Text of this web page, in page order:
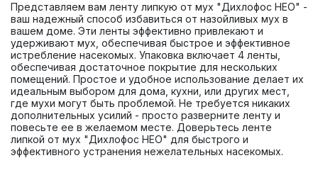
Представляем вам ленту липкую от мух "Дихлофос НЕО" -
ваш надежный способ избавиться от назойливых мух в
вашем доме. Эти ленты эффективно привлекают и
удерживают мух, обеспечивая быстрое и эффективное
истребление насекомых. Упаковка включает 4 ленты,
обеспечивая достаточное покрытие для нескольких
помещений. Простое и удобное использование делает их
идеальным выбором для дома, кухни, или других мест,
где мухи могут быть проблемой. Не требуется никаких
дополнительных усилий - просто разверните ленту и
повесьте ее в желаемом месте. Доверьтесь ленте
липкой от мух "Дихлофос НЕО" для быстрого и
эффективного устранения нежелательных насекомых.